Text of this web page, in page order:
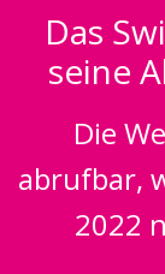
Das
seine
Die
abrufbar,
2022